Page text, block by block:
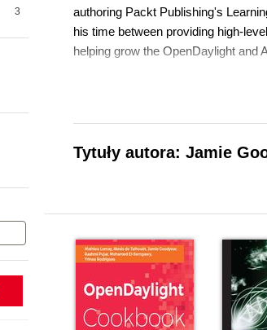
3
authoring Packt Publishing's
his time between providing high-
helping grow the OpenDaylight and
Tytuły autora: Jamie